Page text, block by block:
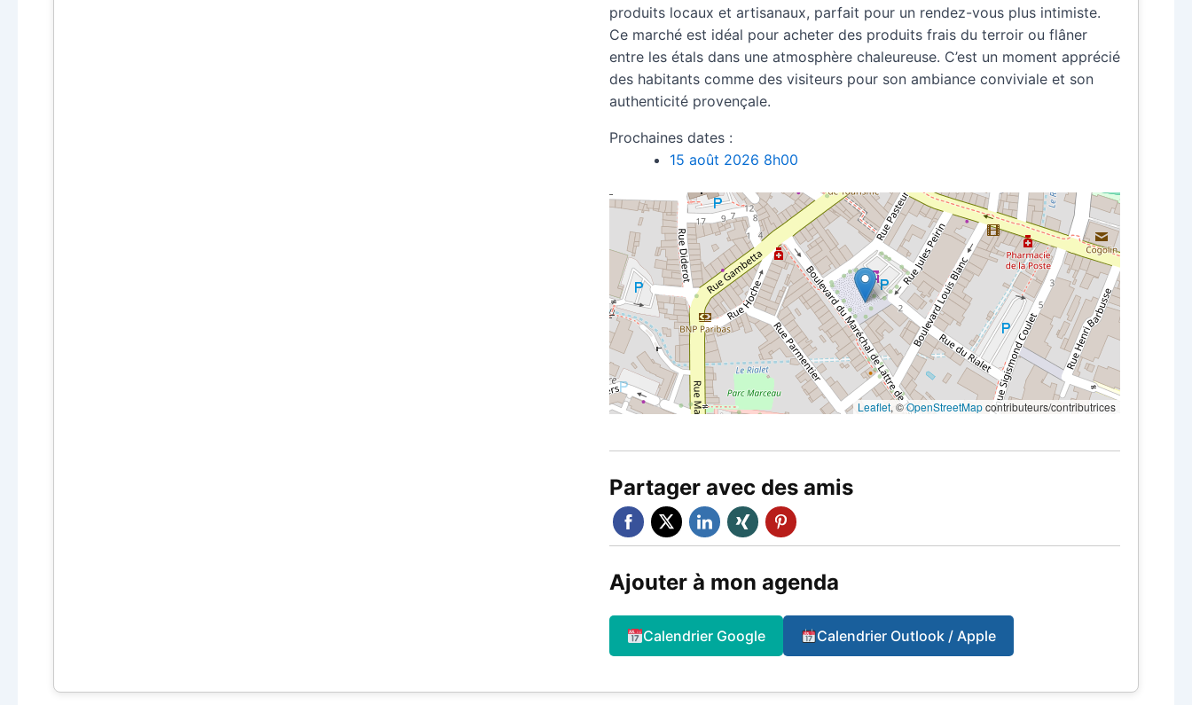
produits locaux et artisanaux, parfait pour un rendez-vous plus intimiste.
Ce marché est idéal pour acheter des produits frais du terroir ou flâner
entre les étals dans une atmosphère chaleureuse. C’est un moment apprécié
des habitants comme des visiteurs pour son ambiance conviviale et son
authenticité provençale.
Prochaines dates :
15 août 2026 8h00
Leaflet, ©OpenStreetMapcontributeurs/contributrices
Partager avec des amis
Ajouter à mon agenda
Calendrier Google Calendrier Outlook / Apple